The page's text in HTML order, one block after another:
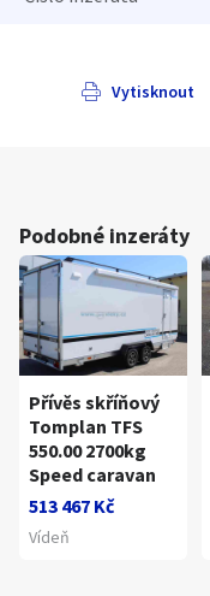
Vytisknout
Podobné inzeráty
Přívěs skříňový
Tomplan TFS
550.00 2700kg
Speed caravan
513 467 Kč
Vídeň